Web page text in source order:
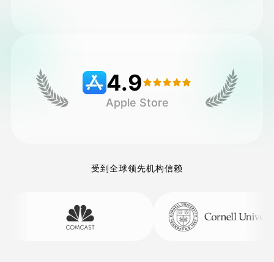
4.9
Apple Store
受到全球领先机构信赖